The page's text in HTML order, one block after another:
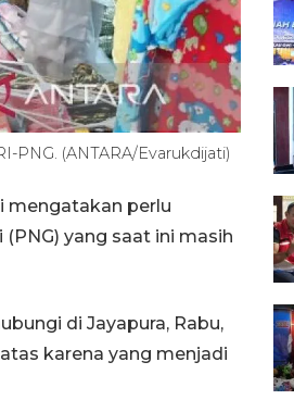
PNG. (ANTARA/Evarukdijati)
mengatakan perlu
yang saat ini masih
di Jayapura, Rabu,
karena yang menjadi